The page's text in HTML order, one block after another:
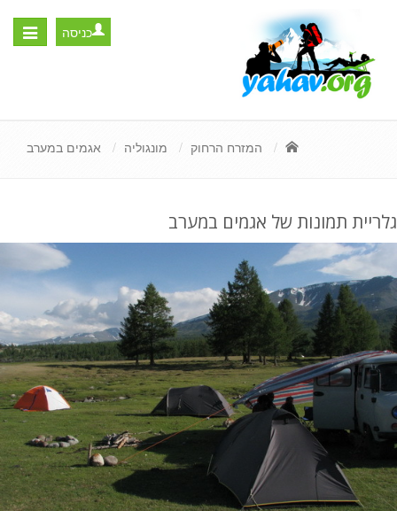
Toggle
כניסה
המזרח הרחוק מונגוליה אגמים במערב
גלריית תמונות של אגמים במערב